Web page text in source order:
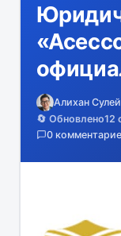
Алихан
🔄 Обновлено12
0